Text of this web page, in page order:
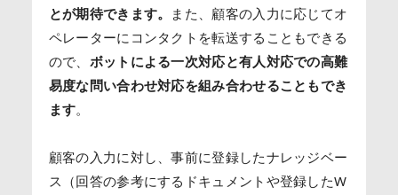
とが期待できます。 また、顧客の入力に応じてオ
ペレーターにコンタクトを転送することもできる
ので、 ボットによる一次対応と有人対応での高難
易度な問い合わせ対応を組み合わせることもでき
ます。
顧客の入力に対し、事前に登録したナレッジベー
ス（回答の参考にするドキュメントや登録したW